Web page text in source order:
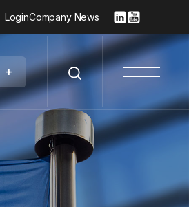
LoginCompany News
+